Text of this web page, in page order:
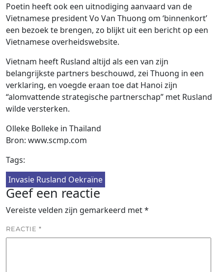
Poetin heeft ook een uitnodiging aanvaard van de
Vietnamese president Vo Van Thuong om ‘binnenkort’
een bezoek te brengen, zo blijkt uit een bericht op een
Vietnamese overheidswebsite.
Vietnam heeft Rusland altijd als een van zijn
belangrijkste partners beschouwd, zei Thuong in een
verklaring, en voegde eraan toe dat Hanoi zijn
“alomvattende strategische partnerschap” met Rusland
wilde versterken.
Olleke Bolleke in Thailand
Bron: www.scmp.com
Tags:
Invasie Rusland Oekraïne
Geef een reactie
Vereiste velden zijn gemarkeerd met*
REACTIE *